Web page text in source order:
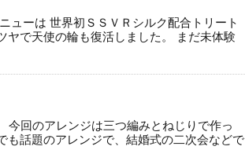
ューは 世界初ＳＳＶＲシルク配合トリート
ヤで天使の輪も復活しました。 まだ未体験
今回のアレンジは三つ編みとねじりで作っ
も話題のアレンジで、結婚式の二次会などで